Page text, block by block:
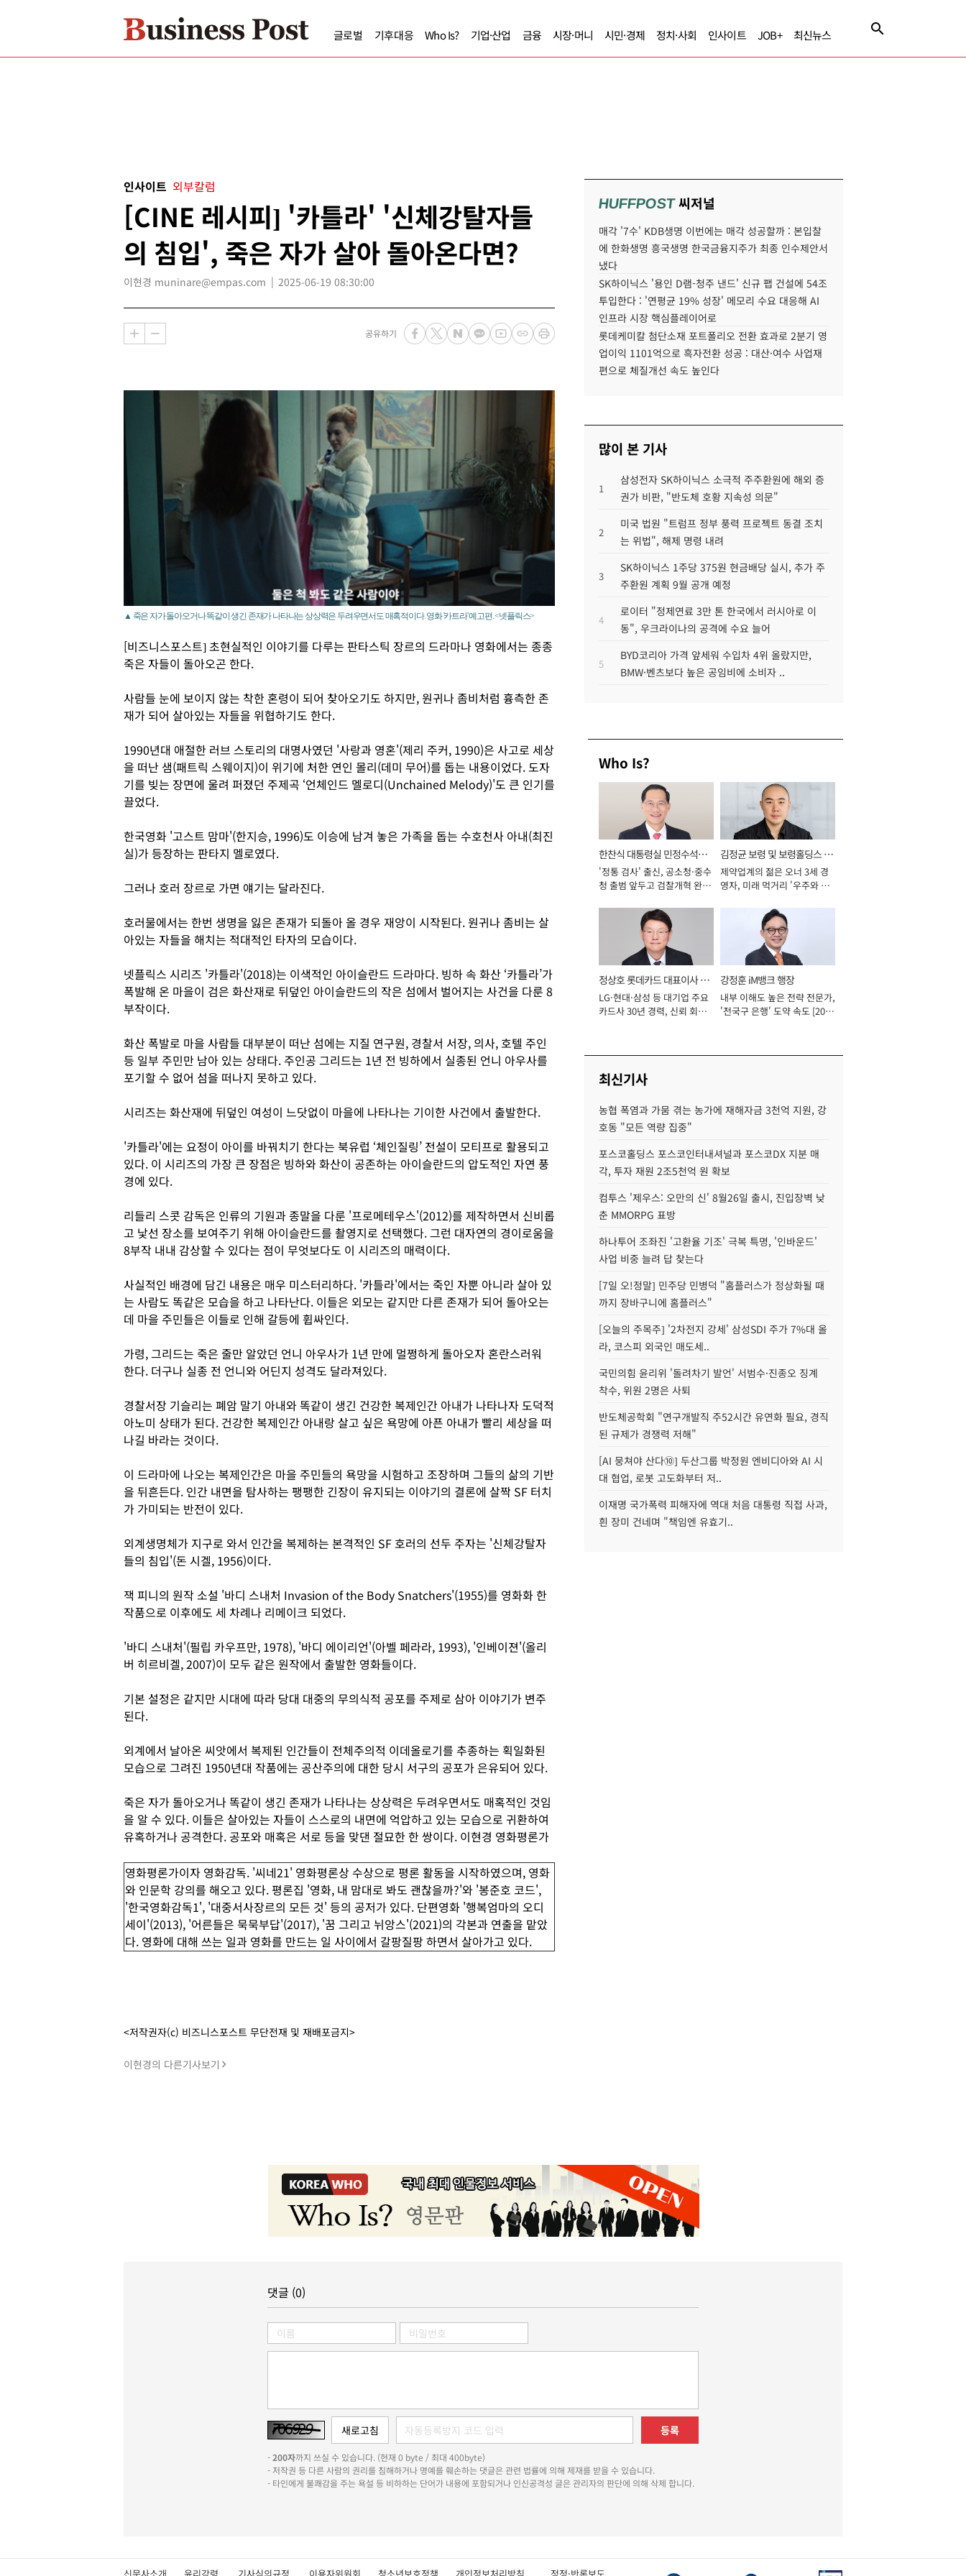
글로벌 기후대응 Who Is? 기업·산업 금융 시장·머니 시민·경제 정치·사회 인사이트 JOB+ 최신뉴스
인사이트 외부칼럼
[CINE 레시피] '카틀라' '신체강탈자들
의 침입', 죽은 자가 살아 돌아온다면?
이현경 muninare@empas.com 2025-06-19 08:30:00
공유하기
▲ 죽은 자가 돌아오거나 똑같이 생긴 존재가 나타나는 상상력은 두려우면서도 매혹적이다. 영화 '카트라' 예고편. <넷플릭스>
[비즈니스포스트] 초현실적인 이야기를 다루는 판타스틱 장르의 드라마나 영화에서는 종종
죽은 자들이 돌아오곤 한다.
사람들 눈에 보이지 않는 착한 혼령이 되어 찾아오기도 하지만, 원귀나 좀비처럼 흉측한 존
재가 되어 살아있는 자들을 위협하기도 한다.
1990년대 애절한 러브 스토리의 대명사였던 '사랑과 영혼'(제리 주커, 1990)은 사고로 세상
을 떠난 샘(패트릭 스웨이지)이 위기에 처한 연인 몰리(데미 무어)를 돕는 내용이었다. 도자
기를 빚는 장면에 울려 퍼졌던 주제곡 ‘언체인드 멜로디(Unchained Melody)'도 큰 인기를
끌었다.
한국영화 '고스트 맘마'(한지승, 1996)도 이승에 남겨 놓은 가족을 돕는 수호천사 아내(최진
실)가 등장하는 판타지 멜로였다.
그러나 호러 장르로 가면 얘기는 달라진다.
호러물에서는 한번 생명을 잃은 존재가 되돌아 올 경우 재앙이 시작된다. 원귀나 좀비는 살
아있는 자들을 해치는 적대적인 타자의 모습이다.
넷플릭스 시리즈 '카틀라'(2018)는 이색적인 아이슬란드 드라마다. 빙하 속 화산 ‘카틀라’가
폭발해 온 마을이 검은 화산재로 뒤덮인 아이슬란드의 작은 섬에서 벌어지는 사건을 다룬 8
부작이다.
화산 폭발로 마을 사람들 대부분이 떠난 섬에는 지질 연구원, 경찰서 서장, 의사, 호텔 주인
등 일부 주민만 남아 있는 상태다. 주인공 그리드는 1년 전 빙하에서 실종된 언니 아우사를
포기할 수 없어 섬을 떠나지 못하고 있다.
시리즈는 화산재에 뒤덮인 여성이 느닷없이 마을에 나타나는 기이한 사건에서 출발한다.
'카틀라'에는 요정이 아이를 바꿔치기 한다는 북유럽 ‘체인질링’ 전설이 모티프로 활용되고
있다. 이 시리즈의 가장 큰 장점은 빙하와 화산이 공존하는 아이슬란드의 압도적인 자연 풍
경에 있다.
리들리 스콧 감독은 인류의 기원과 종말을 다룬 '프로메테우스'(2012)를 제작하면서 신비롭
고 낯선 장소를 보여주기 위해 아이슬란드를 촬영지로 선택했다. 그런 대자연의 경이로움을
8부작 내내 감상할 수 있다는 점이 무엇보다도 이 시리즈의 매력이다.
사실적인 배경에 담긴 내용은 매우 미스터리하다. '카틀라'에서는 죽인 자뿐 아니라 살아 있
는 사람도 똑같은 모습을 하고 나타난다. 이들은 외모는 같지만 다른 존재가 되어 돌아오는
데 마을 주민들은 이들로 인해 갈등에 휩싸인다.
가령, 그리드는 죽은 줄만 알았던 언니 아우사가 1년 만에 멀쩡하게 돌아오자 혼란스러워
한다. 더구나 실종 전 언니와 어딘지 성격도 달라져있다.
경찰서장 기슬리는 폐암 말기 아내와 똑같이 생긴 건강한 복제인간 아내가 나타나자 도덕적
아노미 상태가 된다. 건강한 복제인간 아내랑 살고 싶은 욕망에 아픈 아내가 빨리 세상을 떠
나길 바라는 것이다.
이 드라마에 나오는 복제인간은 마을 주민들의 욕망을 시험하고 조장하며 그들의 삶의 기반
을 뒤흔든다. 인간 내면을 탐사하는 팽팽한 긴장이 유지되는 이야기의 결론에 살짝 SF 터치
가 가미되는 반전이 있다.
외계생명체가 지구로 와서 인간을 복제하는 본격적인 SF 호러의 선두 주자는 '신체강탈자
들의 침입'(돈 시겔, 1956)이다.
잭 피니의 원작 소설 '바디 스내처 Invasion of the Body Snatchers'(1955)를 영화화 한
작품으로 이후에도 세 차례나 리메이크 되었다.
'바디 스내처'(필립 카우프만, 1978), '바디 에이리언'(아벨 페라라, 1993), '인베이젼'(올리
버 히르비겔, 2007)이 모두 같은 원작에서 출발한 영화들이다.
기본 설정은 같지만 시대에 따라 당대 대중의 무의식적 공포를 주제로 삼아 이야기가 변주
된다.
외계에서 날아온 씨앗에서 복제된 인간들이 전체주의적 이데올로기를 추종하는 획일화된
모습으로 그려진 1950년대 작품에는 공산주의에 대한 당시 서구의 공포가 은유되어 있다.
죽은 자가 돌아오거나 똑같이 생긴 존재가 나타나는 상상력은 두려우면서도 매혹적인 것임
을 알 수 있다. 이들은 살아있는 자들이 스스로의 내면에 억압하고 있는 모습으로 귀환하여
유혹하거나 공격한다. 공포와 매혹은 서로 등을 맞댄 절묘한 한 쌍이다. 이현경 영화평론가
영화평론가이자 영화감독. '씨네21' 영화평론상 수상으로 평론 활동을 시작하였으며, 영화
와 인문학 강의를 해오고 있다. 평론집 '영화, 내 맘대로 봐도 괜찮을까?'와 '봉준호 코드',
'한국영화감독1', '대중서사장르의 모든 것' 등의 공저가 있다. 단편영화 '행복엄마의 오디
세이'(2013), '어른들은 묵묵부답'(2017), '꿈 그리고 뉘앙스'(2021)의 각본과 연출을 맡았
다. 영화에 대해 쓰는 일과 영화를 만드는 일 사이에서 갈팡질팡 하면서 살아가고 있다.
<저작권자(c) 비즈니스포스트 무단전재 및 재배포금지>
이현경의 다른기사보기
HUFFPOST씨저널
매각 '7수' KDB생명 이번에는 매각 성공할까 : 본입찰
에 한화생명 흥국생명 한국금융지주가 최종 인수제안서
냈다
SK하이닉스 '용인 D램-청주 낸드' 신규 팹 건설에 54조
투입한다 : '연평균 19% 성장' 메모리 수요 대응해 AI
인프라 시장 핵심플레이어로
롯데케미칼 첨단소재 포트폴리오 전환 효과로 2분기 영
업이익 1101억으로 흑자전환 성공 : 대산·여수 사업재
편으로 체질개선 속도 높인다
많이 본 기사
1
삼성전자 SK하이닉스 소극적 주주환원에 해외 증
권가 비판, "반도체 호황 지속성 의문"
2
미국 법원 "트럼프 정부 풍력 프로젝트 동결 조치
는 위법", 해제 명령 내려
3
SK하이닉스 1주당 375원 현금배당 실시, 추가 주
주환원 계획 9월 공개 예정
4
로이터 "정제연료 3만 톤 한국에서 러시아로 이
동", 우크라이나의 공격에 수요 늘어
5
BYD코리아 가격 앞세워 수입차 4위 올랐지만,
BMW·벤츠보다 높은 공임비에 소비자 ..
Who Is?
한찬식 대통령실 민정수석비
서관
'정통 검사' 출신, 공소청·중수
청 출범 앞두고 검찰개혁 완수
김정균 보령 및 보령홀딩스 대
표이사 사장
제약업계의 젊은 오너 3세 경
영자, 미래 먹거리 '우주와 헬
정상호 롯데카드 대표이사 사
장
LG·현대·삼성 등 대기업 주요
카드사 30년 경력, 신뢰 회복
강정훈 iM뱅크 행장
내부 이해도 높은 전략 전문가,
'전국구 은행' 도약 속도 [2026
최신기사
농협 폭염과 가뭄 겪는 농가에 재해자금 3천억 지원, 강
호동 "모든 역량 집중"
포스코홀딩스 포스코인터내셔널과 포스코DX 지분 매
각, 투자 재원 2조5천억 원 확보
컴투스 '제우스: 오만의 신' 8월26일 출시, 진입장벽 낮
춘 MMORPG 표방
하나투어 조좌진 '고환율 기조' 극복 특명, '인바운드'
사업 비중 늘려 답 찾는다
[7일 오!정말] 민주당 민병덕 "홈플러스가 정상화될 때
까지 장바구니에 홈플러스"
[오늘의 주목주] '2차전지 강세' 삼성SDI 주가 7%대 올
라, 코스피 외국인 매도세..
국민의힘 윤리위 '돌려차기 발언' 서범수·진종오 징계
착수, 위원 2명은 사퇴
반도체공학회 "연구개발직 주52시간 유연화 필요, 경직
된 규제가 경쟁력 저해"
[AI 뭉쳐야 산다⑩] 두산그룹 박정원 엔비디아와 AI 시
대 협업, 로봇 고도화부터 저..
이재명 국가폭력 피해자에 역대 처음 대통령 직접 사과,
흰 장미 건네며 "책임엔 유효기..
댓글 (0)
등록
-200자까지 쓰실 수 있습니다. (현재 0 byte / 최대 400byte)
- 저작권 등 다른 사람의 권리를 침해하거나 명예를 훼손하는 댓글은 관련 법률에 의해 제재를 받을 수 있습니다.
- 타인에게 불쾌감을 주는 욕설 등 비하하는 단어가 내용에 포함되거나 인신공격성 글은 관리자의 판단에 의해 삭제 합니다.